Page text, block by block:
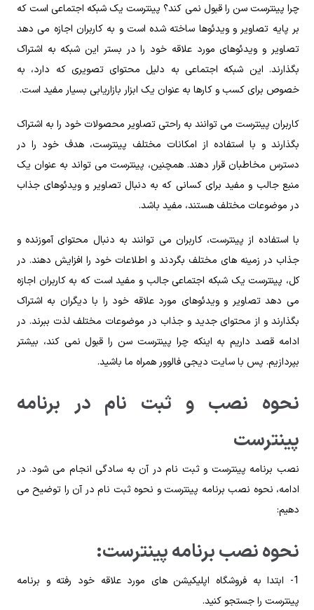
چرا پینترست سن را قبول نمی کند؟ پینترست یک شبکه اجتماعی است که
بر پایه تصاویر و ویدئوها ساخته شده است و به کاربران اجازه می‌ دهد
تصاویر و ویدئوهای مورد علاقه خود را در بستر این شبکه به اشتراک
بگذارند. این شبکه اجتماعی به دلیل محتوای تصویری که دارد، به
خصوص برای کسب و کارها به عنوان یک ابزار بازاریابی بسیار مفید است.
کاربران پینترست می ‌توانند به راحتی تصاویر محصولات خود را به اشتراک
بگذارند و با استفاده از امکانات مختلف پینترست، هدف خود را در
دسترس مخاطبان قرار دهند. همچنین، پینترست می ‌تواند به عنوان یک
منبع جالب و مفید برای کسانی که به دنبال تصاویر و ویدئوهای جذاب
در موضوعات مختلف هستند، مفید باشد.
با استفاده از پینترست، کاربران می ‌توانند به دنبال محتوای آموزنده و
جذاب در زمینه ‌های مختلف بگردند و اطلاعات خود را افزایش دهند. در
کل، پینترست یک شبکه اجتماعی جالب و مفید است که به کاربران اجازه
می ‌دهد تصاویر و ویدئوهای مورد علاقه خود را با دیگران به اشتراک
بگذارند و از محتوای جدید و جذاب در موضوعات مختلف لذت ببرند. در
ادامه قصد داریم به اینکه چرا پینترست سن را قبول نمی کند، بیشتر
بپردازیم. پس با سایت دیجی فالوور همراه ما باشید.
نحوه نصب و ثبت نام در برنامه
پینترست
نصب برنامه پینترست و ثبت نام در آن به سادگی انجام می‌ شود. در
ادامه، نحوه نصب برنامه پینترست و نحوه ثبت نام در آن را توضیح می
‌دهیم:
نحوه نصب برنامه پینترست:
1- ابتدا به فروشگاه اپلیکیشن‌ های مورد علاقه خود رفته و برنامه
پینترست را جستجو کنید.